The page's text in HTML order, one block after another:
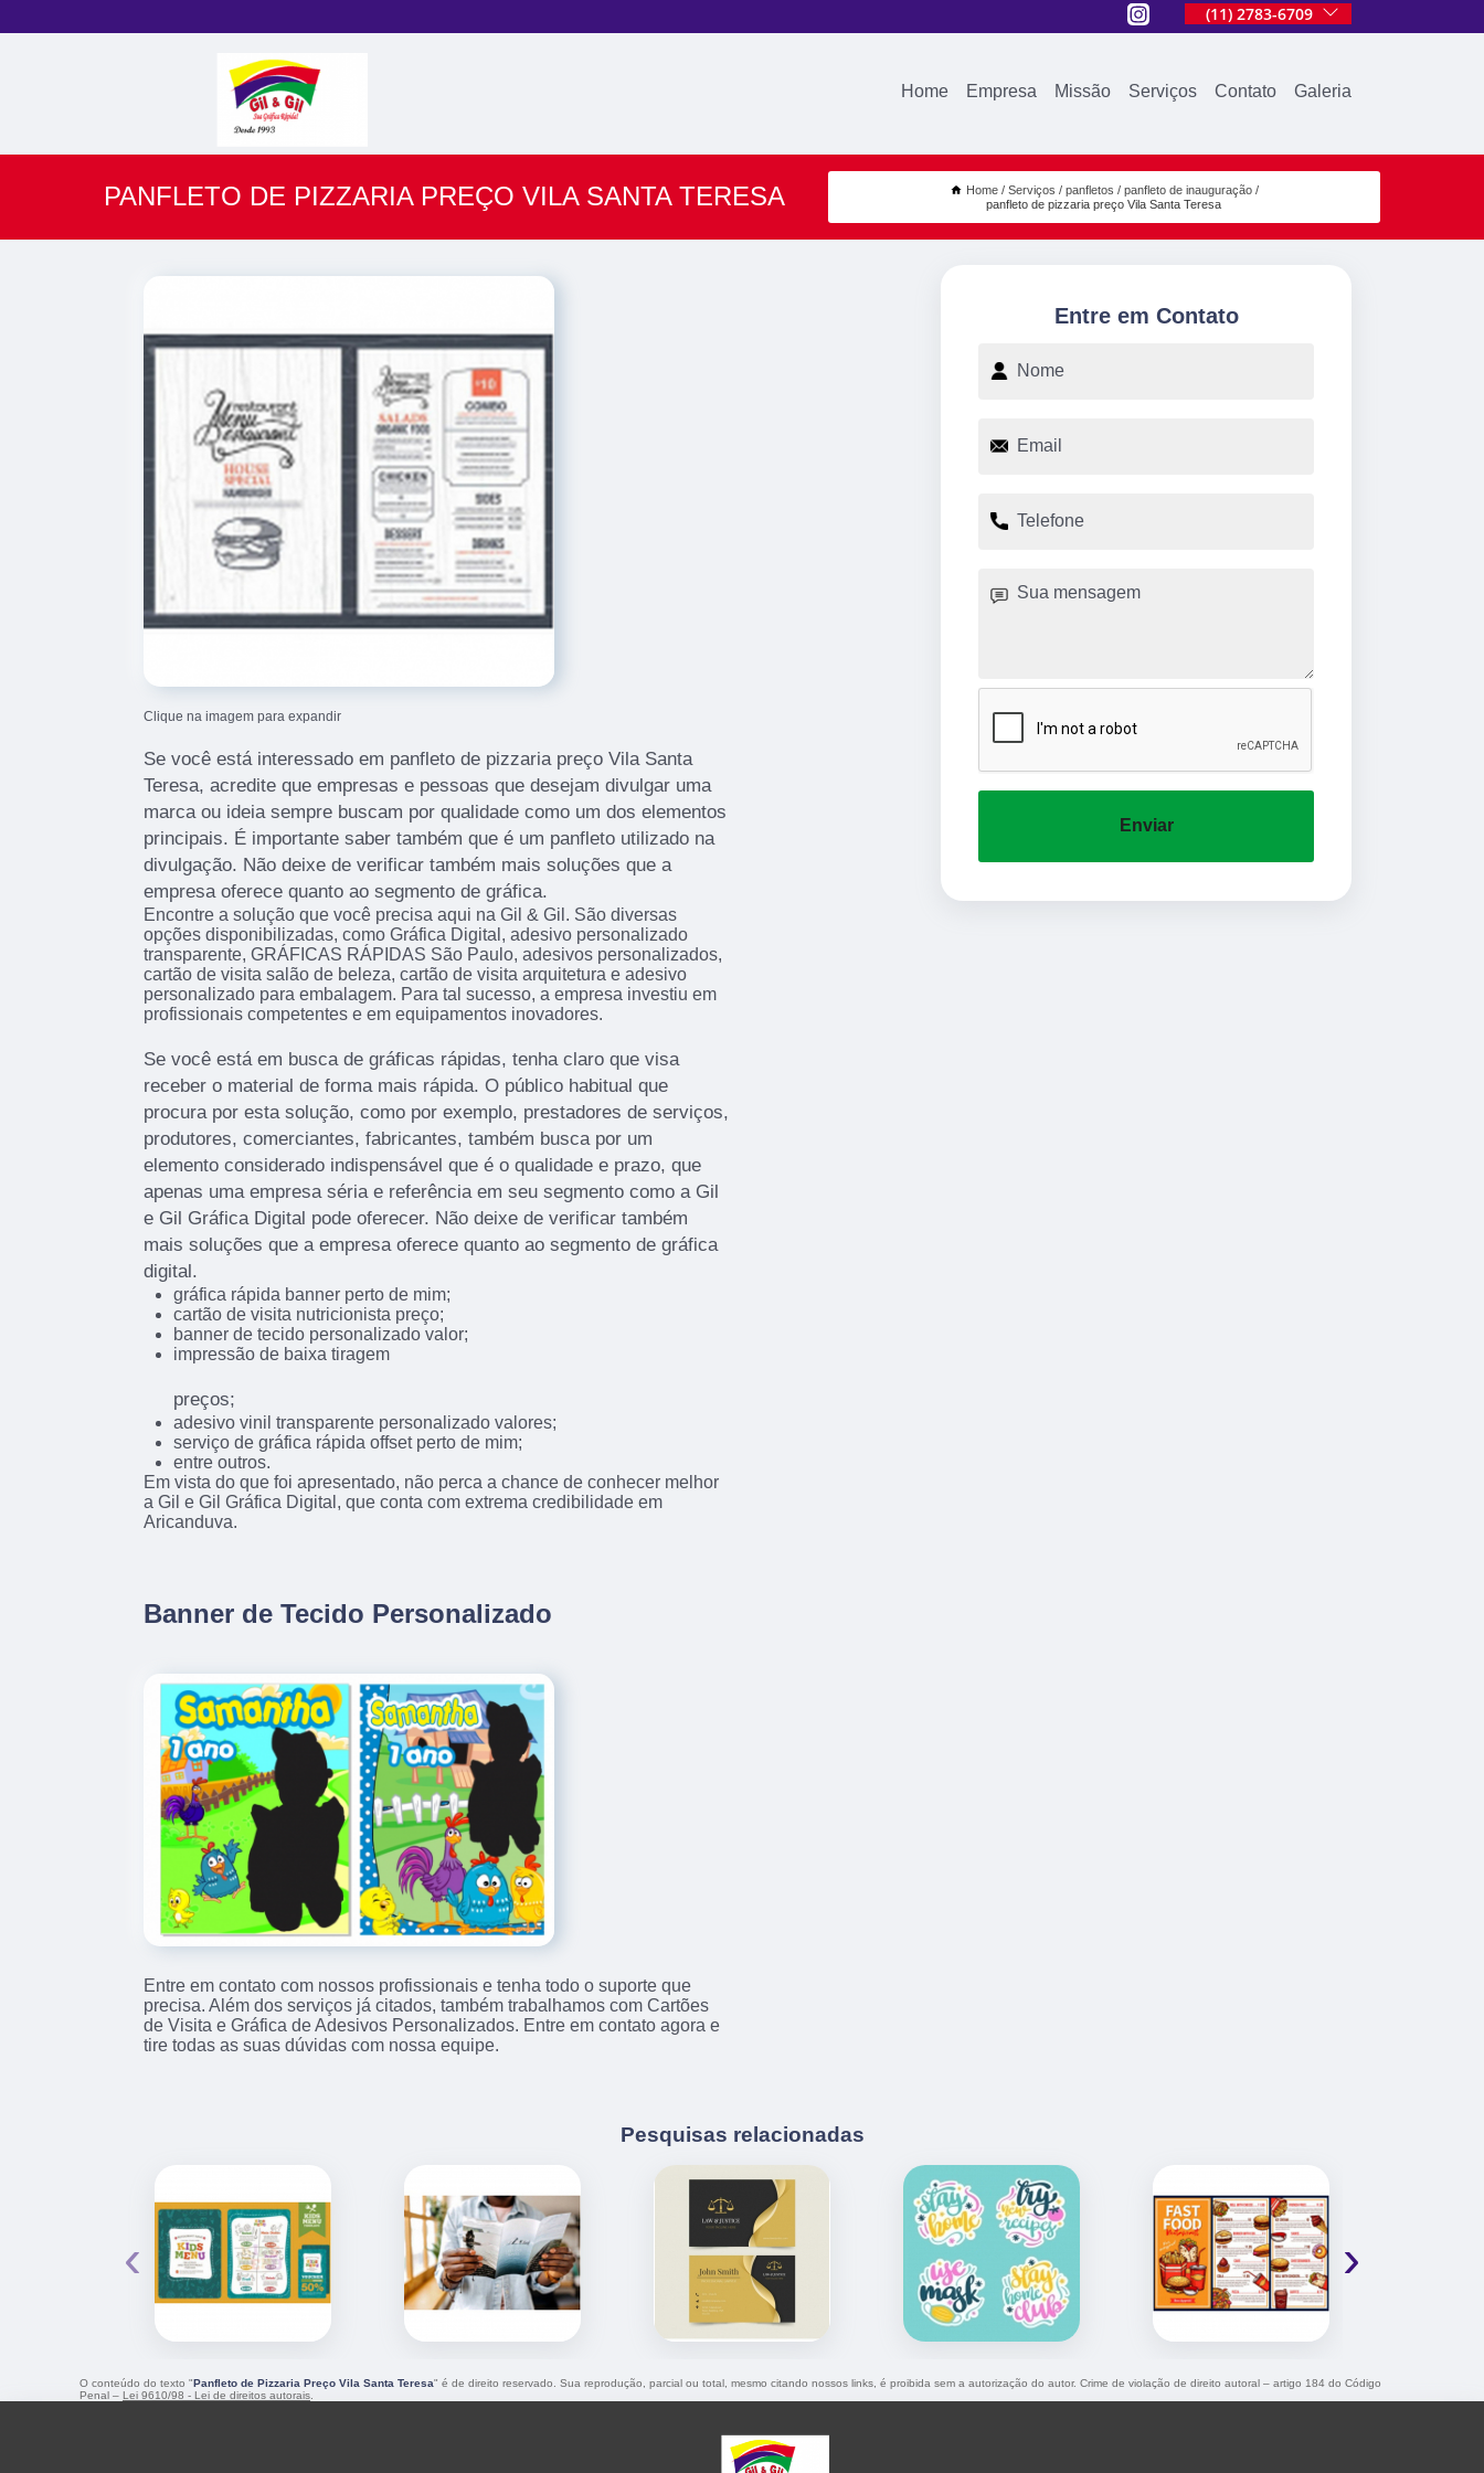
(11) 2783-6709
Home Empresa Missão Serviços Contato Galeria
PANFLETO DE PIZZARIA PREÇO VILA SANTA TERESA Home Serviços panfletos
panfleto de inauguração
panfleto de pizzaria preço Vila Santa Teresa
Clique na imagem para expandir
Se você está interessado em panfleto de pizzaria preço Vila Santa
Teresa, acredite que empresas e pessoas que desejam divulgar uma
marca ou ideia sempre buscam por qualidade como um dos elementos
principais. É importante saber também que é um panfleto utilizado na
divulgação. Não deixe de verificar também mais soluções que a
empresa oferece quanto ao segmento de gráfica.
Encontre a solução que você precisa aqui na Gil & Gil. São diversas
opções disponibilizadas, como Gráfica Digital, adesivo personalizado
transparente, GRÁFICAS RÁPIDAS São Paulo, adesivos personalizados,
cartão de visita salão de beleza, cartão de visita arquitetura e adesivo
personalizado para embalagem. Para tal sucesso, a empresa investiu em
profissionais competentes e em equipamentos inovadores.
Se você está em busca de gráficas rápidas, tenha claro que visa
receber o material de forma mais rápida. O público habitual que
procura por esta solução, como por exemplo, prestadores de serviços,
produtores, comerciantes, fabricantes, também busca por um
elemento considerado indispensável que é o qualidade e prazo, que
apenas uma empresa séria e referência em seu segmento como a Gil
e Gil Gráfica Digital pode oferecer. Não deixe de verificar também
mais soluções que a empresa oferece quanto ao segmento de gráfica
digital.
gráfica rápida banner perto de mim;
cartão de visita nutricionista preço;
banner de tecido personalizado valor;
impressão de baixa tiragem
preços;
adesivo vinil transparente personalizado valores;
serviço de gráfica rápida offset perto de mim;
entre outros.
Em vista do que foi apresentado, não perca a chance de conhecer melhor
a Gil e Gil Gráfica Digital, que conta com extrema credibilidade em
Aricanduva.
Banner de Tecido Personalizado
Entre em contato com nossos profissionais e tenha todo o suporte que
precisa. Além dos serviços já citados, também trabalhamos com Cartões
de Visita e Gráfica de Adesivos Personalizados. Entre em contato agora e
tire todas as suas dúvidas com nossa equipe.
Entre em Contato
Enviar
Pesquisas relacionadas
‹ ›
O conteúdo do texto "Panfleto de Pizzaria Preço Vila Santa Teresa" é de direito reservado. Sua reprodução, parcial ou total, mesmo citando nossos links, é proibida sem a autorização do autor. Crime de violação de direito autoral – artigo 184 do Código
Penal – Lei 9610/98 - Lei de direitos autorais